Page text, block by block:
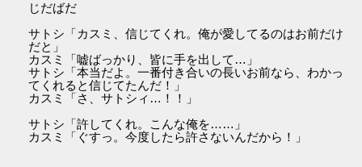
じだばだ
サトシ「カスミ、信じてくれ。俺が愛してるのはお前だけ
だと」
カスミ「嘘ばっかり、皆に手を出して…」
サトシ「本当だよ。一番付き合いの長いお前なら、わかっ
てくれると信じてたんだ！」
カスミ「さ、サトシィ…！！」
サトシ「許してくれ。こんな俺を……」
カスミ「ぐすっ。今度したら許さないんだから！」